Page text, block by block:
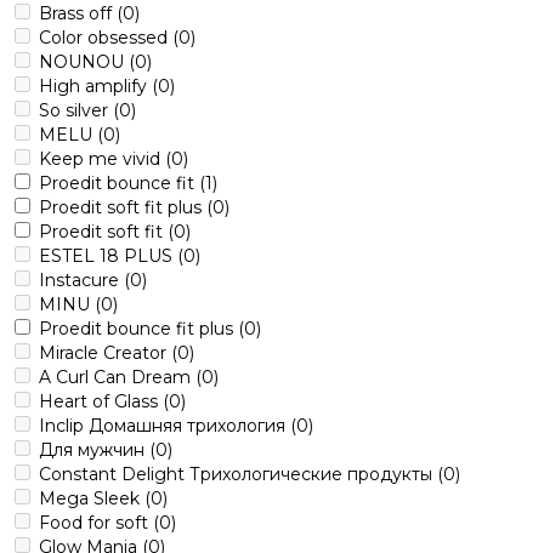
Brass off (0)
Color obsessed (0)
NOUNOU (0)
High amplify (0)
So silver (0)
MELU (0)
Keep me vivid (0)
Proedit bounce fit (1)
Proedit soft fit plus (0)
Proedit soft fit (0)
ESTEL 18 PLUS (0)
Instacure (0)
MINU (0)
Proedit bounce fit plus (0)
Miracle Creator (0)
A Curl Can Dream (0)
Heart of Glass (0)
Inclip Домашняя трихология (0)
Для мужчин (0)
Constant Delight Трихологические продукты (0)
Mega Sleek (0)
Food for soft (0)
Glow Mania (0)